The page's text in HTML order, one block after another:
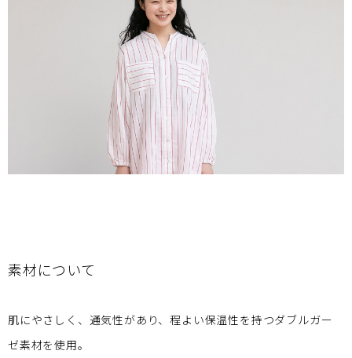
素材について
肌にやさしく、通気性があり、程よい保温性を持つダブルガー
ゼ素材を使用。